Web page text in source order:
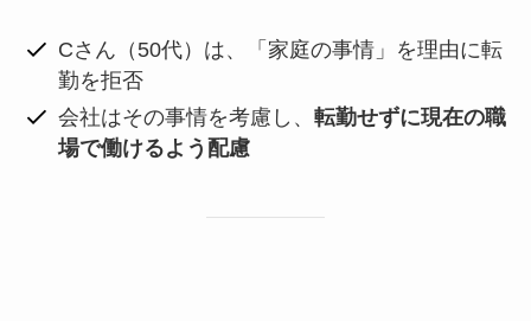
Cさん（50代）は、「家庭の事情」を理由に転
勤を拒否
会社はその事情を考慮し、転勤せずに現在の職
場で働けるよう配慮